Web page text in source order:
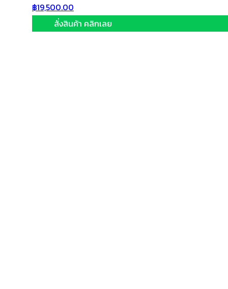
฿19,500.00
สั่งสินค้า คลิกเลย